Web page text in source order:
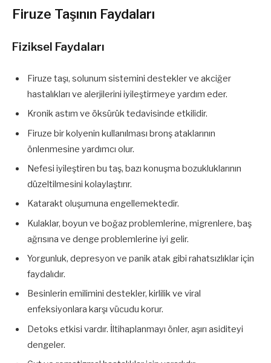
Firuze Taşının Faydaları
Fiziksel Faydaları
Firuze taşı, solunum sistemini destekler ve akciğer
hastalıkları ve alerjilerini iyileştirmeye yardım eder.
Kronik astım ve öksürük tedavisinde etkilidir.
Firuze bir kolyenin kullanılması bronş ataklarının
önlenmesine yardımcı olur.
Nefesi iyileştiren bu taş, bazı konuşma bozukluklarının
düzeltilmesini kolaylaştırır.
Katarakt oluşumuna engellemektedir.
Kulaklar, boyun ve boğaz problemlerine, migrenlere, baş
ağrısına ve denge problemlerine iyi gelir.
Yorgunluk, depresyon ve panik atak gibi rahatsızlıklar için
faydalıdır.
Besinlerin emilimini destekler, kirlilik ve viral
enfeksiyonlara karşı vücudu korur.
Detoks etkisi vardır. İltihaplanmayı önler, aşırı asiditeyi
dengeler.